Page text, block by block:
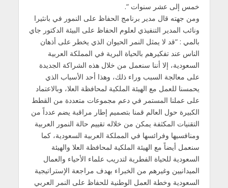
خمس إلى عشر سنوات “.
ومن جهته قال مدير برنامج الحفاظ على النمور في بانثيرا
ونائب المدير التنفيذي لعلوم الحفاظ على البيئة الدكتور جاي
بالمي : “قد لا يمثل النمر الحيوان الذي يخطر على أذهان
الناس عند تفكيرهم بالحياة البرية في المملكة العربية
السعودية، إلا أننا سنعمل من خلال هذه الشراكة الجديدة
على معالجة السبب وراء ذلك، وهذا أحد الأسباب الذي
يحمسنا للعمل مع الهيئة الملكية لمحافظة العلا، وبالاعتماد
على عملنا المستمر في دعم مجموعات متعددة من القطط
الكبيرة حول العالم قمنا بتصميم إطار مراقبة يضم عدداً من
التقنيات المكثفة يمكن من خلاله تقييم حالة النمور العربية
ومنافسيها وفرائسها في المملكة العربية السعودية، كما
سنعمل أيضاً مع الهيئة الملكية لمحافظة العلا والهيئة
السعودية للحياة الفطرية لتدريب علماء الأحياء والعمال
الميدانيين وغيرهم من الخبراء بهدف مراجعة الإستراتيجية
السعودية وخطة العمل الوطنية للحفاظ على النمر العربي